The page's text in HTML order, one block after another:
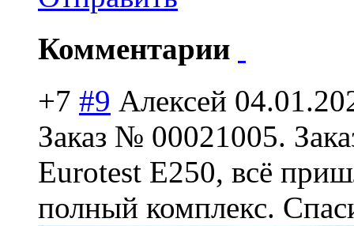
Комментарии
+7 #9 Алексей
Заказ № 00021005.
Eurotest E250, всё
полный комплекс.